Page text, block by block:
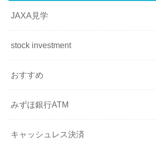
JAXA見学
stock investment
おすすめ
みずほ銀行ATM
キャッシュレス決済